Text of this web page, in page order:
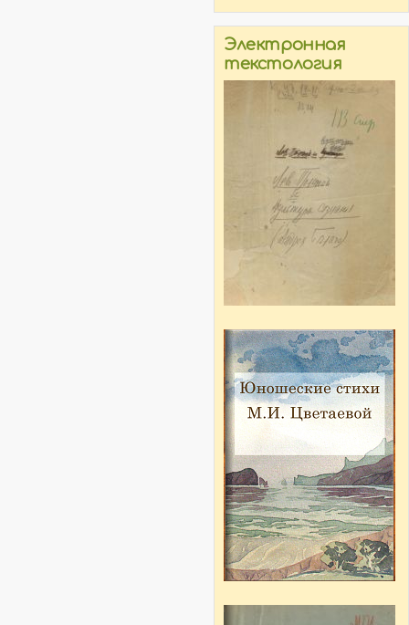
Электронная
текстология